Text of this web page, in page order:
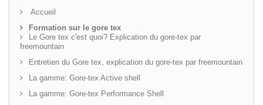
Accueil
Formation sur le gore tex
Le Gore tex c'est quoi? Explication du gore-tex par
freemountain
Entretien du Gore tex, explication du gore-tex par freemountain
La gamme: Gore-tex Active shell
La gamme: Gore-tex Performance Shell